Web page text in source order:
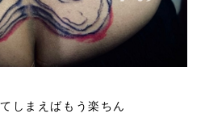
しまえばもう楽ちん